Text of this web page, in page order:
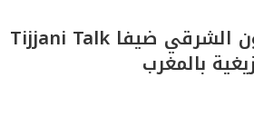
رشيد راخا وميمون الشرقي ضيفا Tijjani Talk
بالمغرب